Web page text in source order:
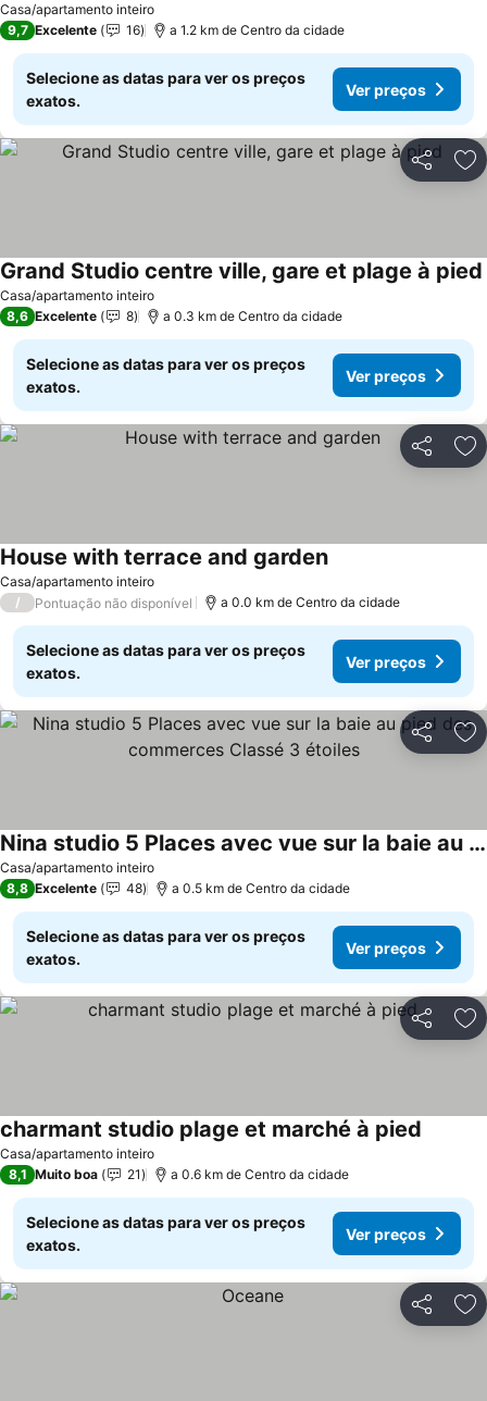
Casa/apartamento inteiro
9,7 Excelente 16 a 1.2 km de Centro da cidade
Selecione as datas para ver os preços
exatos.
Ver preços
Partilhar
Casa/apartamento inteiro
Grand Studio centre ville, gare et plage à pied
8,6 Excelente 8 a 0.3 km de Centro da cidade
Selecione as datas para ver os preços
exatos.
Ver preços
Partilhar
Casa/apartamento inteiro
House with terrace and gardenVer preços
/ Pontuação não disponível a 0.0 km de Centro da cidade
Selecione as datas para ver os preços
exatos.
Ver preços
Partilhar
Casa/apartamento inteiro
Nina studio 5 Places avec vue sur la baie au pied des commerces Classé 3 étoiles
Ver preços
8,8 Excelente 48 a 0.5 km de Centro da cidade
Selecione as datas para ver os preços
exatos.
Ver preços
Partilhar
Casa/apartamento inteiro
charmant studio plage et marché à pied
8,1 Muito boa 21 a 0.6 km de Centro da cidade
Selecione as datas para ver os preços
exatos.
Ver preços
Partilhar